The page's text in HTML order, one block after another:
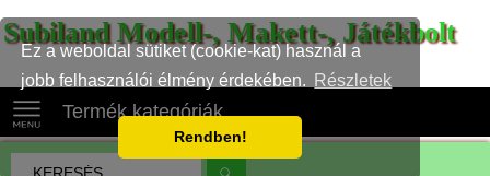
Ez a weboldal sütiket (cookie-kat) használ a
jobb felhasználói élmény érdekében.
Részletek
Rendben!
Subiland Modell-, Makett-, Játékbolt
Termék kategóriák